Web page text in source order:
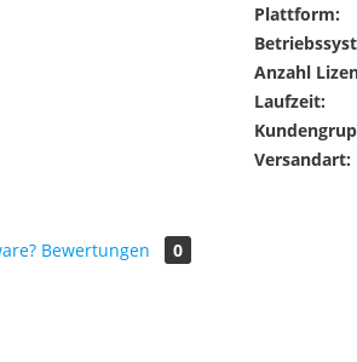
Plattform:
Anzahl
Laufzeit:
Versandart:
Bewertungen 0